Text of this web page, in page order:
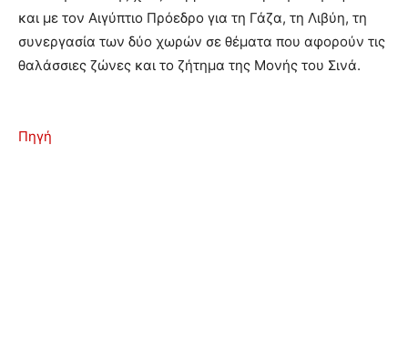
και με τον Αιγύπτιο Πρόεδρο για τη Γάζα, τη Λιβύη, τη
συνεργασία των δύο χωρών σε θέματα που αφορούν τις
θαλάσσιες ζώνες και το ζήτημα της Μονής του Σινά.
Πηγή